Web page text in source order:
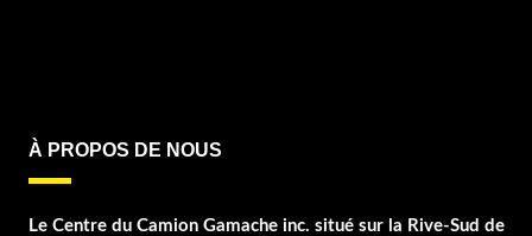
À PROPOS DE NOUS
Le Centre du Camion Gamache inc. situé sur la Rive-Sud de